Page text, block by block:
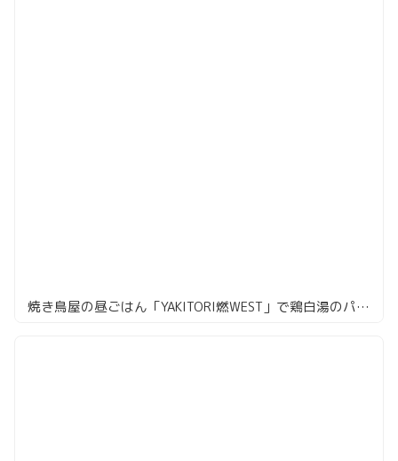
焼き鳥屋の昼ごはん「YAKITORI燃WEST」で鶏白湯のパクチーそば